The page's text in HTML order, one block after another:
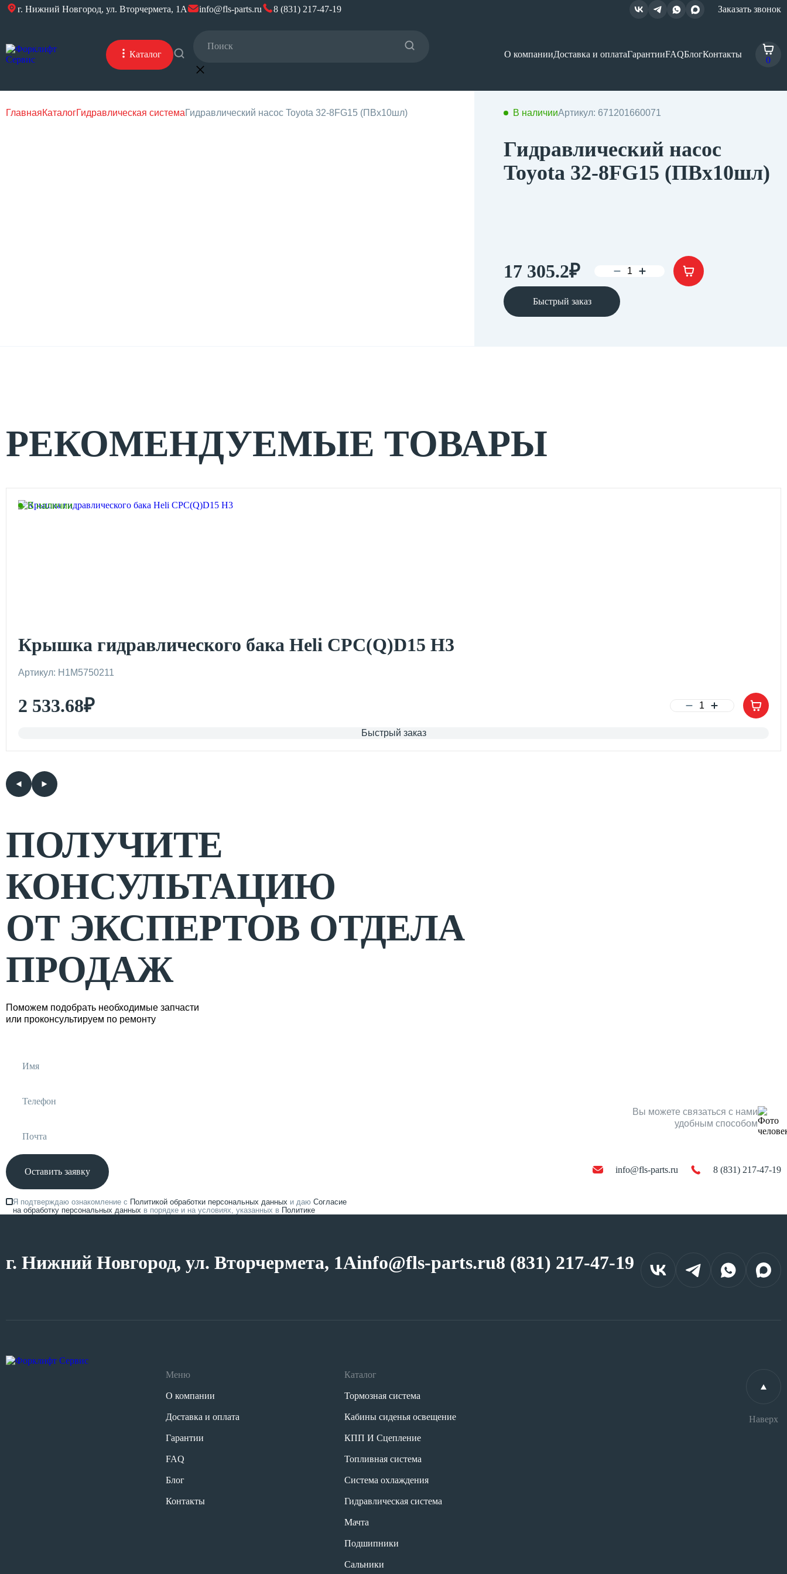
г. Нижний Новгород, ул. Вторчермета, 1А info@fls-parts.ru 8 (831) 217-47-19 Заказать звонок
Каталог О компанииДоставка и оплатаГарантииFAQБлогКонтакты
0
ГлавнаяКаталогГидравлическая системаГидравлический насос Toyota 32-8FG15 (ПВх10шл) В наличииАртикул: 671201660071
Гидравлический насос
Toyota 32-8FG15 (ПВх10шл)
17 305.2₽
Быстрый заказ
РЕКОМЕНДУЕМЫЕ ТОВАРЫ
В наличии
Крышка гидравлического бака Heli CPC(Q)D15 H3
Артикул: H1M5750211
2 533.68₽
Быстрый заказ
ПОЛУЧИТЕ
КОНСУЛЬТАЦИЮ
ОТ ЭКСПЕРТОВ ОТДЕЛА
ПРОДАЖ
Поможем подобрать необходимые запчасти
или проконсультируем по ремонту
Оставить заявку
Я подтверждаю ознакомление с Политикой обработки персональных данных и даюСогласие
на обработку персональных данных в порядке и на условиях, указанных в Политике
Вы можете связаться с нами
удобным способом
info@fls-parts.ru 8 (831) 217-47-19
г. Нижний Новгород, ул. Вторчермета, 1Аinfo@fls-parts.ru8 (831) 217-47-19
Меню
О компании
Доставка и оплата
Гарантии
FAQ
Блог
Контакты
Каталог
Тормозная система
Кабины сиденья освещение
КПП И Сцепление
Топливная система
Система охлаждения
Гидравлическая система
Мачта
Подшипники
Сальники
Наверх